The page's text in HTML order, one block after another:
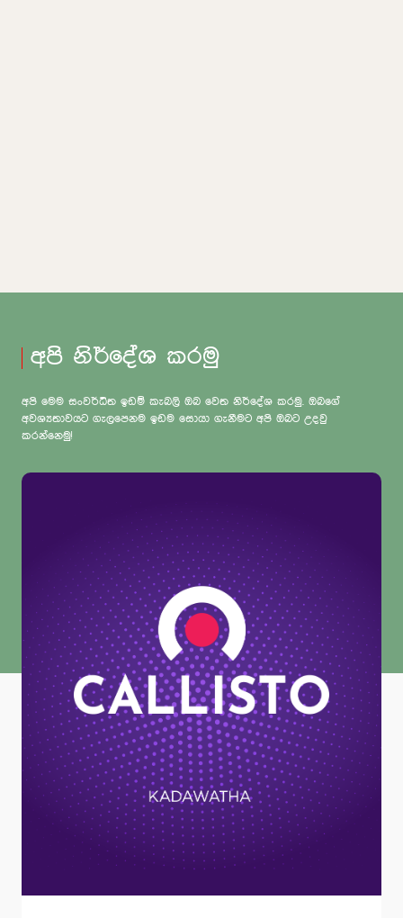
අපි නිර්දේශ කරමු
අපි මෙම සංවර්ධිත ඉඩම් කැබලි ඔබ වෙත නිර්දේශ කරමු. ඔබගේ
අවශ්‍යතාවයට ගැලපෙනම ඉඩම සොයා ගැනීමට අපි ඔබට උදවු
කරන්නෙමු!